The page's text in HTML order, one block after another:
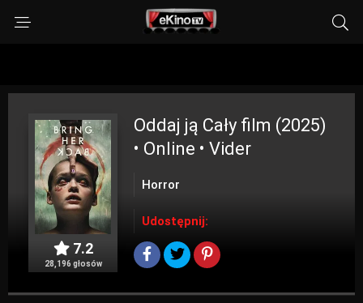
7.2
28,196 głosów
Oddaj ją Cały film (2025)
• Online • Vider
Horror
Udostępnij: